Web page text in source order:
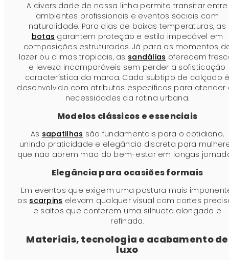
A diversidade de nossa linha permite transitar entre
ambientes profissionais e eventos sociais com
naturalidade. Para dias de baixas temperaturas, as
botas garantem proteção e estilo impecável em
composições estruturadas. Já para os momentos
lazer ou climas tropicais, as sandálias oferecem
e leveza incomparáveis sem perder a sofisticação
característica da marca. Cada subtipo de calçado
desenvolvido com atributos específicos para atender
necessidades da rotina urbana.
Modelos clássicos e essenciais
As sapatilhas são fundamentais para o cotidiano,
unindo praticidade e elegância discreta para
que não abrem mão do bem-estar em longas
Elegância para ocasiões formais
Em eventos que exigem uma postura mais
os scarpins elevam qualquer visual com cortes
e saltos que conferem uma silhueta alongada e
refinada.
Materiais, tecnologia e acabamento de
luxo